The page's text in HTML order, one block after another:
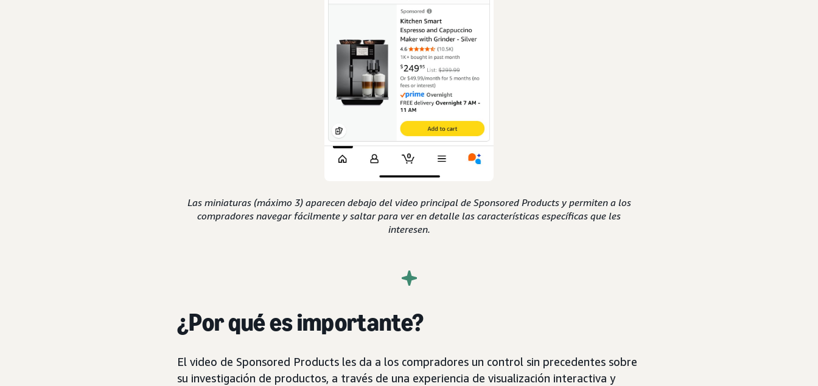
Las miniaturas (máximo 3) aparecen debajo del video principal de Sponsored Products y permiten a los
compradores navegar fácilmente y saltar para ver en detalle las características específicas que les
interesen.
¿Por qué es importante?
El video de Sponsored Products les da a los compradores un control sin precedentes sobre
su investigación de productos, a través de una experiencia de visualización interactiva y